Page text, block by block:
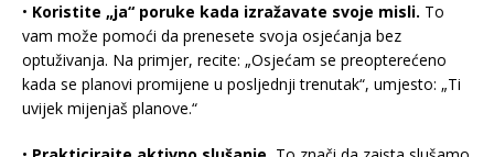
• Koristite „ja“ poruke kada izražavate svoje misli. To
vam može pomoći da prenesete svoja osjećanja bez
optuživanja. Na primjer, recite: „Osjećam se preopterećeno
kada se planovi promijene u posljednji trenutak“, umjesto: „Ti
uvijek mijenjaš planove.“